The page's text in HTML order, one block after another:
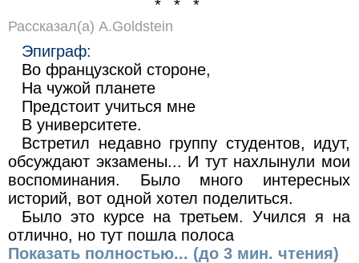
* * *
Рассказал(а) A.Goldstein
Эпиграф:
Во французской стороне,
На чужой планете
Предстоит учиться мне
В университете.
Встретил недавно группу студентов, идут,
обсуждают экзамены... И тут нахлынули мои
воспоминания. Было много интересных
историй, вот одной хотел поделиться.
Было это курсе на третьем. Учился я на
отлично, но тут пошла полоса
Показать полностью... (до 3 мин. чтения)